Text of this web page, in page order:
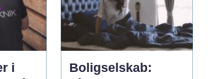
i
Boligselskab: